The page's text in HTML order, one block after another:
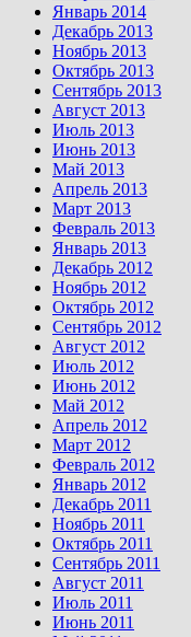
Январь 2014
Декабрь 2013
Ноябрь 2013
Октябрь 2013
Сентябрь 2013
Август 2013
Июль 2013
Июнь 2013
Май 2013
Апрель 2013
Март 2013
Февраль 2013
Январь 2013
Декабрь 2012
Ноябрь 2012
Октябрь 2012
Сентябрь 2012
Август 2012
Июль 2012
Июнь 2012
Май 2012
Апрель 2012
Март 2012
Февраль 2012
Январь 2012
Декабрь 2011
Ноябрь 2011
Октябрь 2011
Сентябрь 2011
Август 2011
Июль 2011
Июнь 2011